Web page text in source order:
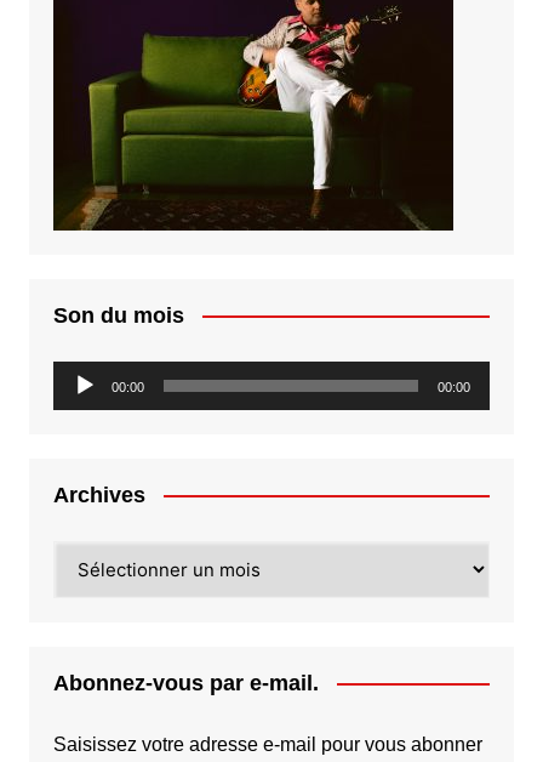
Son du mois
Lecteur
audio
00:00 00:00
Archives
Abonnez-vous par e-mail.
Saisissez votre adresse e-mail pour vous abonner